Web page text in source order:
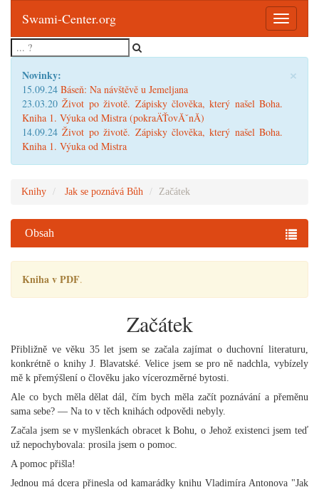
Toggle
Swami-Center.org
×
Novinky:
15.09.24 Báseň: Na návštěvě u Jemeljana
23.03.20Život po životě. Zápisky člověka, který našel Boha.
Kniha 1. Výuka od Mistra (pokraÄŤovĂˇnĂ­)
14.09.24Život po životě. Zápisky člověka, který našel Boha.
Kniha 1. Výuka od Mistra
Knihy Jak se poznává Bůh Začátek
Obsah
Kniha v PDF.
Začátek
Přibližně ve věku 35 let jsem se začala zajímat o duchovní literaturu,
konkrétně o knihy J. Blavatské. Velice jsem se pro ně nadchla, vybízely
mě k přemýšlení o člověku jako vícerozměrné bytosti.
Ale co bych měla dělat dál, čím bych měla začít poznávání a přeměnu
sama sebe? — Na to v těch knihách odpovědi nebyly.
Začala jsem se v myšlenkách obracet k Bohu, o Jehož existenci jsem teď
už nepochybovala: prosila jsem o pomoc.
A pomoc přišla!
Jednou má dcera přinesla od kamarádky knihu Vladimíra Antonova "Jak